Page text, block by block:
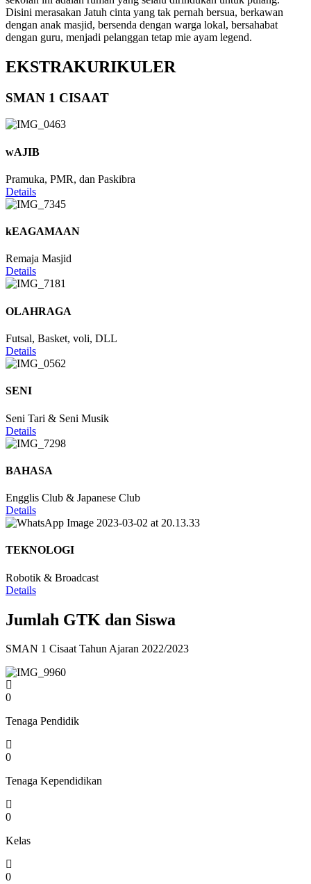
Disini merasakan Jatuh cinta yang tak pernah bersua, berkawan
dengan anak masjid, bersenda dengan warga lokal, bersahabat
dengan guru, menjadi pelanggan tetap mie ayam legend.
EKSTRAKURIKULER
SMAN 1 CISAAT
wAJIB
Pramuka, PMR, dan Paskibra
Details
kEAGAMAAN
Remaja Masjid
Details
OLAHRAGA
Futsal, Basket, voli, DLL
Details
SENI
Seni Tari & Seni Musik
Details
BAHASA
Engglis Club & Japanese Club
Details
TEKNOLOGI
Robotik & Broadcast
Details
Jumlah GTK dan Siswa
SMAN 1 Cisaat Tahun Ajaran 2022/2023
0
Tenaga Pendidik
0
Tenaga Kependidikan
0
Kelas
0